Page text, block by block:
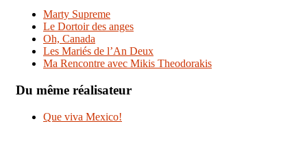
Marty Supreme
Le Dortoir des anges
Oh, Canada
Les Mariés de l’An Deux
Ma Rencontre avec Mikis Theodorakis
Du même réalisateur
Que viva Mexico!